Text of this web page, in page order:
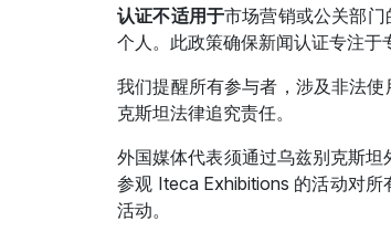
认证不适用于市场营销或公关部
个人。此政策确保新闻认证专注于
我们提醒所有参与者，涉及非法
克斯坦法律追究责任。
外国媒体代表须通过乌兹别克斯坦
参观 Iteca Exhibitions 的活动对
活动。